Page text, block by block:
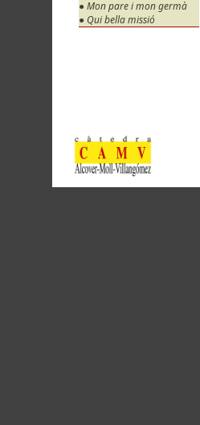
● Mon pare i mon germà
● Qui bella missió